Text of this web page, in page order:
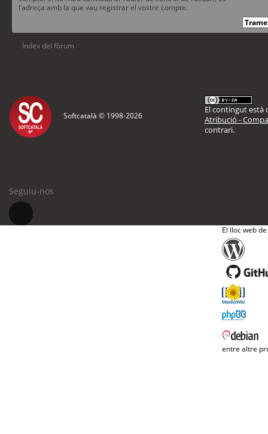
l’adreça amb la que vau registrar el vostre compte.
Índex del fòrum
Softcatalà © 1998-2026
El contingut està
Atribució -
contrari.
Seguiu-nos
El lloc web
entre altre